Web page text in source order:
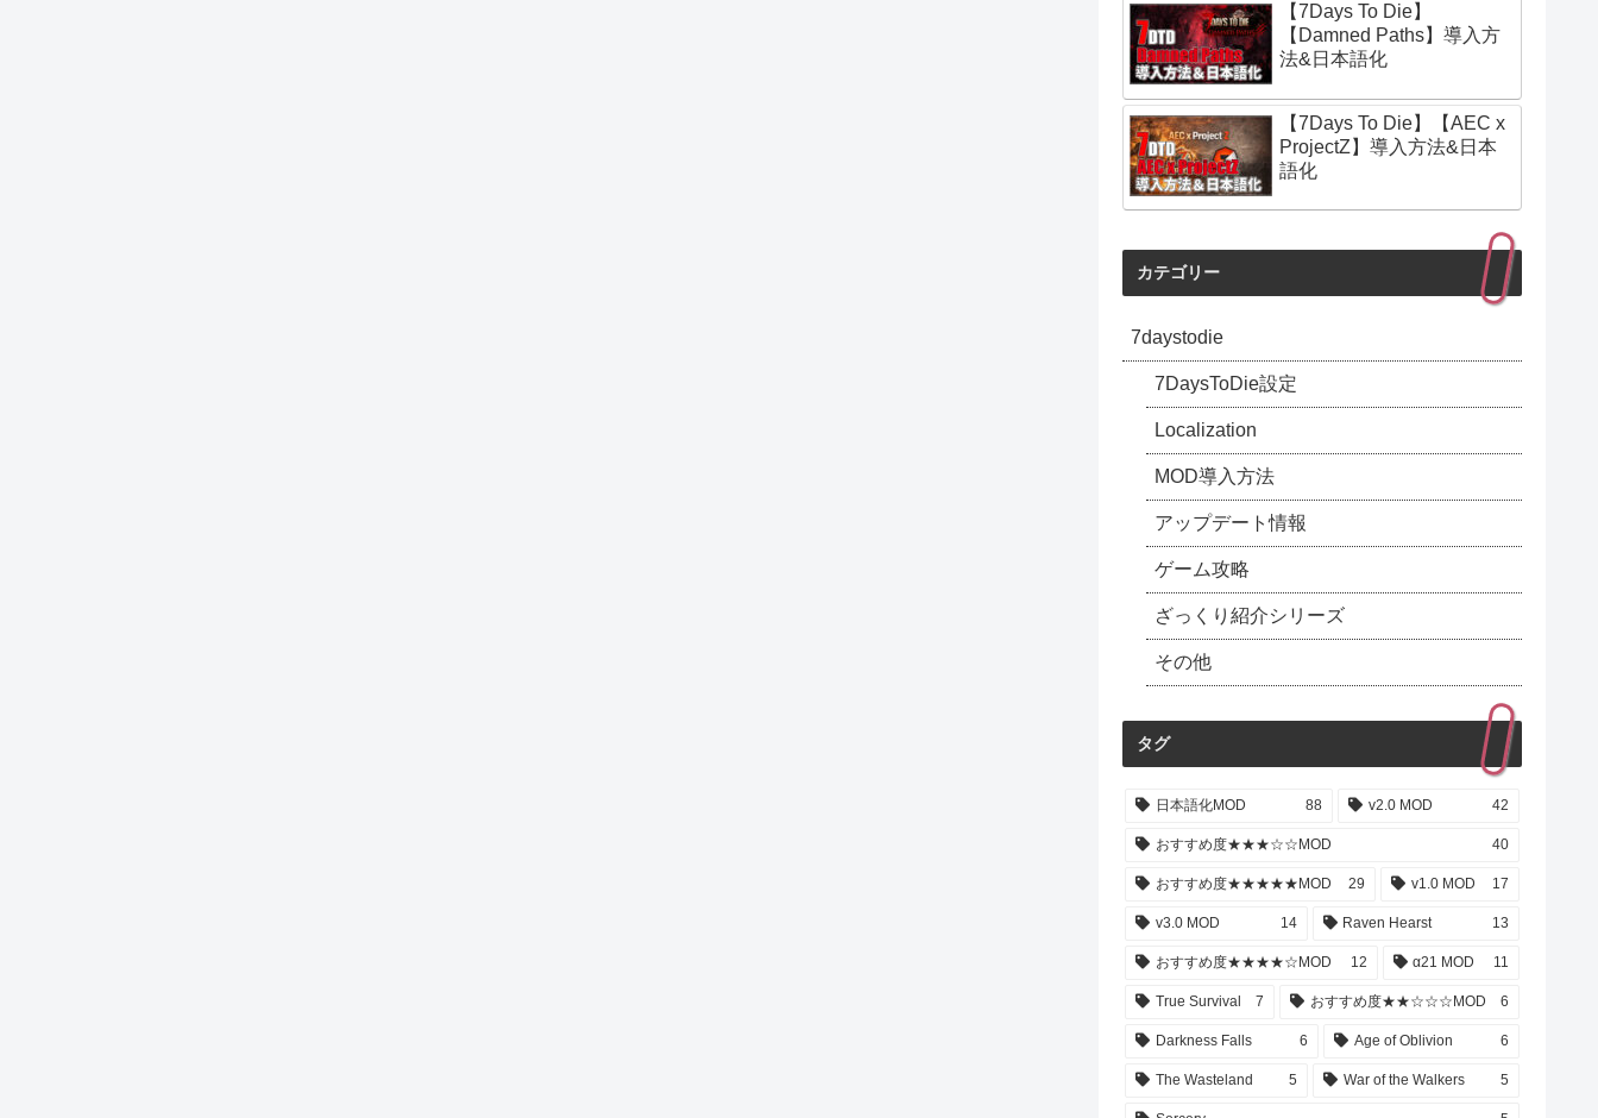
【7Days To Die】
【Damned Paths】導入方
法&日本語化
【7Days To Die】【AEC x
ProjectZ】導入方法&日本
語化
カテゴリー
7daystodie
7DaysToDie設定
Localization
MOD導入方法
アップデート情報
ゲーム攻略
ざっくり紹介シリーズ
その他
タグ
日本語化MOD 88 v2.0 MOD 42
おすすめ度★★★☆☆MOD 40
おすすめ度★★★★★MOD 29 v1.0 MOD 17
v3.0 MOD 14 Raven Hearst 13
おすすめ度★★★★☆MOD 12 α21 MOD 11
True Survival 7 おすすめ度★★☆☆☆MOD 6
Darkness Falls 6 Age of Oblivion 6
The Wasteland 5 War of the Walkers 5